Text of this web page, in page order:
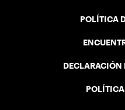
POLÍTICA
DECLARACIÓN